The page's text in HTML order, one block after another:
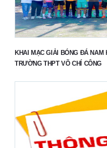
KHAI MẠC GIẢI BÓNG ĐÁ NAM
TRƯỜNG THPT VÕ CHÍ CÔNG